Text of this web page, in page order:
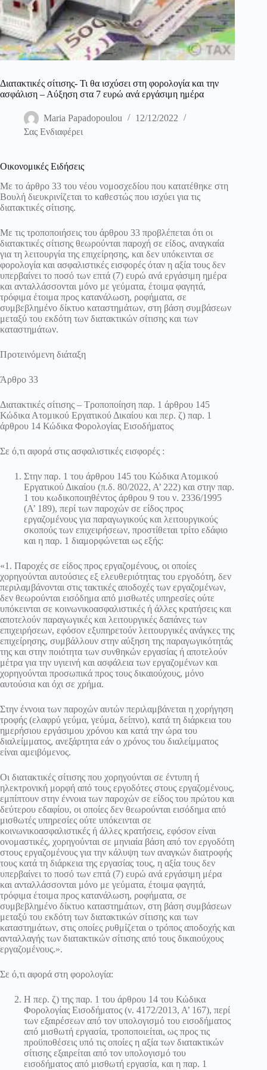
Διατακτικές σίτισης- Τι θα ισχύσει στη φορολογία και την
ασφάλιση – Αύξηση στα 7 ευρώ ανά εργάσιμη ημέρα
Maria Papadopoulou
12/12/2022
Σας Ενδιαφέρει
Οικονομικές Ειδήσεις
Με το άρθρο 33 του νέου νομοσχεδίου που κατατέθηκε στη
Βουλή διευκρινίζεται το καθεστώς που ισχύει για τις
διατακτικές σίτισης.
Με τις τροποποιήσεις του άρθρου 33 προβλέπεται ότι οι
διατακτικές σίτισης θεωρούνται παροχή σε είδος, αναγκαία
για τη λειτουργία της επιχείρησης, και δεν υπόκεινται σε
φορολογία και ασφαλιστικές εισφορές όταν η αξία τους δεν
υπερβαίνει το ποσό των επτά (7) ευρώ ανά εργάσιμη ημέρα
και ανταλλάσσονται μόνο με γεύματα, έτοιμα φαγητά,
τρόφιμα έτοιμα προς κατανάλωση, ροφήματα, σε
συμβεβλημένο δίκτυο καταστημάτων, στη βάση συμβάσεων
μεταξύ του εκδότη των διατακτικών σίτισης και των
καταστημάτων.
Προτεινόμενη διάταξη
Άρθρο 33
Διατακτικές σίτισης – Τροποποίηση παρ. 1 άρθρου 145
Κώδικα Ατομικού Εργατικού Δικαίου και περ. ζ) παρ. 1
άρθρου 14 Κώδικα Φορολογίας Εισοδήματος
Σε ό,τι αφορά στις ασφαλιστικές εισφορές :
Στην παρ. 1 του άρθρου 145 του Κώδικα Ατομικού
Εργατικού Δικαίου (π.δ. 80/2022, Α’ 222) και στην παρ.
1 του κωδικοποιηθέντος άρθρου 9 του ν. 2336/1995
(Α’ 189), περί των παροχών σε είδος προς
εργαζομένους για παραγωγικούς και λειτουργικούς
σκοπούς των επιχειρήσεων, προστίθεται τρίτο εδάφιο
και η παρ. 1 διαμορφώνεται ως εξής:
«1. Παροχές σε είδος προς εργαζομένους, οι οποίες
χορηγούνται αυτούσιες εξ ελευθεριότητας του εργοδότη, δεν
περιλαμβάνονται στις τακτικές αποδοχές των εργαζομένων,
δεν θεωρούνται εισόδημα από μισθωτές υπηρεσίες ούτε
υπόκεινται σε κοινωνικοασφαλιστικές ή άλλες κρατήσεις και
αποτελούν παραγωγικές και λειτουργικές δαπάνες των
επιχειρήσεων, εφόσον εξυπηρετούν λειτουργικές ανάγκες της
επιχείρησης, συμβάλλουν στην αύξηση της παραγωγικότητάς
της και στην ποιότητα των συνθηκών εργασίας ή αποτελούν
μέτρα για την υγιεινή και ασφάλεια των εργαζομένων και
χορηγούνται προσωπικά προς τους δικαιούχους, μόνο
αυτούσια και όχι σε χρήμα.
Στην έννοια των παροχών αυτών περιλαμβάνεται η χορήγηση
τροφής (ελαφρύ γεύμα, γεύμα, δείπνο), κατά τη διάρκεια του
ημερήσιου εργάσιμου χρόνου και κατά την ώρα του
διαλείμματος, ανεξάρτητα εάν ο χρόνος του διαλείμματος
είναι αμειβόμενος.
Οι διατακτικές σίτισης που χορηγούνται σε έντυπη ή
ηλεκτρονική μορφή από τους εργοδότες στους εργαζομένους,
εμπίπτουν στην έννοια των παροχών σε είδος του πρώτου και
δεύτερου εδαφίου, οι οποίες δεν θεωρούνται εισόδημα από
μισθωτές υπηρεσίες ούτε υπόκεινται σε
κοινωνικοασφαλιστικές ή άλλες κρατήσεις, εφόσον είναι
ονομαστικές, χορηγούνται σε μηνιαία βάση από τον εργοδότη
στους εργαζομένους για την κάλυψη των αναγκών διατροφής
τους κατά τη διάρκεια της εργασίας τους, η αξία τους δεν
υπερβαίνει το ποσό των επτά (7) ευρώ ανά εργάσιμη μέρα
και ανταλλάσσονται μόνο με γεύματα, έτοιμα φαγητά,
τρόφιμα έτοιμα προς κατανάλωση, ροφήματα, σε
συμβεβλημένο δίκτυο καταστημάτων, στη βάση συμβάσεων
μεταξύ του εκδότη των διατακτικών σίτισης και των
καταστημάτων, στις οποίες ρυθμίζεται ο τρόπος αποδοχής και
ανταλλαγής των διατακτικών σίτισης από τους δικαιούχους
εργαζομένους.».
Σε ό,τι αφορά στη φορολογία:
Η περ. ζ) της παρ. 1 του άρθρου 14 του Κώδικα
Φορολογίας Εισοδήματος (ν. 4172/2013, Α’ 167), περί
των εξαιρέσεων από τον υπολογισμό του εισοδήματος
από μισθωτή εργασία, τροποποιείται, ως προς τις
προϋποθέσεις υπό τις οποίες η αξία των διατακτικών
σίτισης εξαιρείται από τον υπολογισμό του
εισοδήματος από μισθωτή εργασία, και η παρ. 1